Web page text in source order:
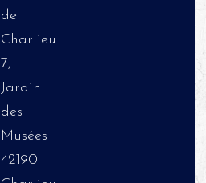
de
Charlieu
7,
Jardin
des
Musées
42190